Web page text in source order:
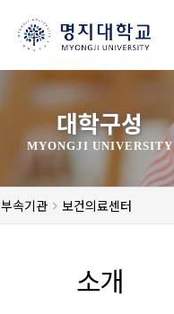
대학구성
MYONGJI UNIVERSITY
부속기관 보건의료센터
소개